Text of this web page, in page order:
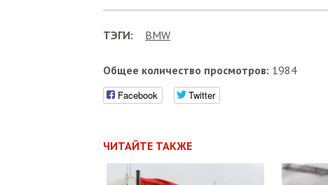
ТЭГИ: BMW
Общее количество просмотров: 1984
Facebook Twitter
ЧИТАЙТЕ ТАКЖЕ